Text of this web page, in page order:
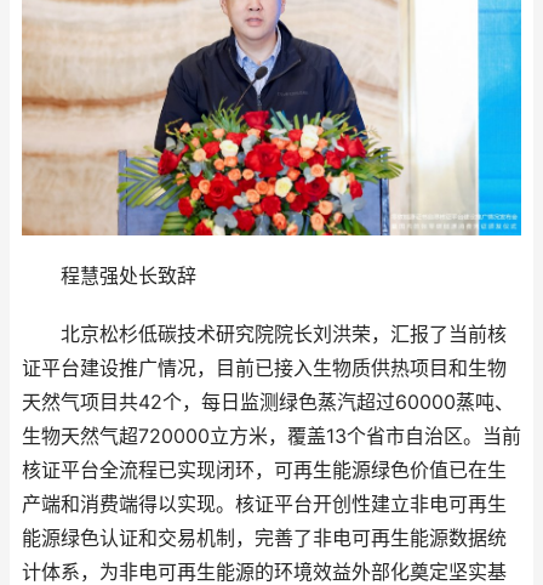
程慧强处长致辞
北京松杉低碳技术研究院院长刘洪荣，汇报了当前核
证平台建设推广情况，目前已接入生物质供热项目和生物
天然气项目共42个，每日监测绿色蒸汽超过60000蒸吨、
生物天然气超720000立方米，覆盖13个省市自治区。当前
核证平台全流程已实现闭环，可再生能源绿色价值已在生
产端和消费端得以实现。核证平台开创性建立非电可再生
能源绿色认证和交易机制，完善了非电可再生能源数据统
计体系，为非电可再生能源的环境效益外部化奠定坚实基